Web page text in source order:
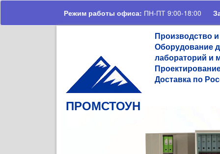
Режим работы офиса: ПН-ПТ 9:00-18:00
ПРОМСТОУН
Производство
Оборудование
лабораторий и
Доставка по